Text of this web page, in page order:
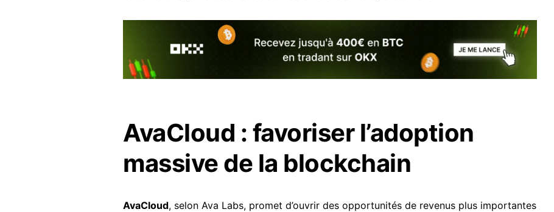
AvaCloud : favoriser l’adoption
massive de la blockchain
AvaCloud, selon Ava Labs, promet d’ouvrir des opportunités de revenus plus importantes